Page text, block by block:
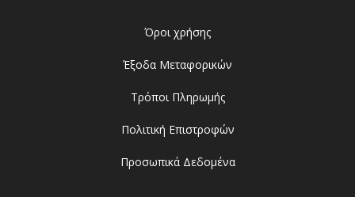
Όροι χρήσης
Έξοδα Μεταφορικών
Τρόποι Πληρωμής
Πολιτική Επιστροφών
Προσωπικά Δεδομένα